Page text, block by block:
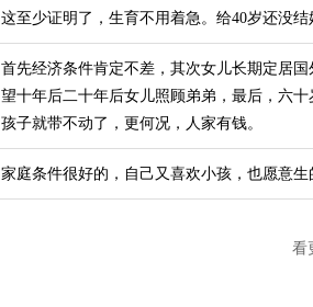
这至少证明了，生育不用着急。给40岁还没
首先经济条件肯定不差，其次女儿长期定居
望十年后二十年后女儿照顾弟弟，最后，六
孩子就带不动了，更何况，人家有钱。
家庭条件很好的，自己又喜欢小孩，也愿意
看